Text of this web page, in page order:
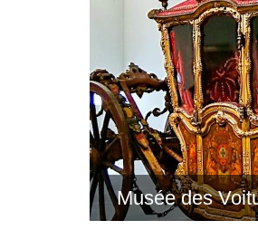
Musée des